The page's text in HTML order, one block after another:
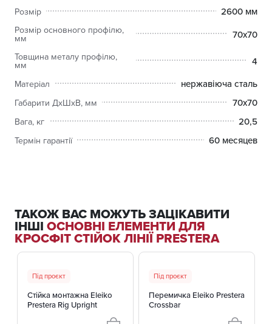
Розмір 2600 мм
Розмір основного профілю,
мм 70х70
Товщина металу профілю,
мм 4
Матеріал нержавіюча сталь
Габарити ДхШхВ, мм 70х70
Вага, кг 20,5
Термін гарантії 60 месяцев
ТАКОЖ ВАС МОЖУТЬ ЗАЦІКАВИТИ
ІНШІ ОСНОВНІ ЕЛЕМЕНТИ ДЛЯ
КРОСФІТ СТІЙОК ЛІНІЇ PRESTERA
+ 3 ВАРІАНТИ
Під проєкт
Стійка монтажна Eleiko
Prestera Rig Upright
+ 3 ВАРІАНТИ
Під проєкт
Перемичка Eleiko Prestera
Crossbar